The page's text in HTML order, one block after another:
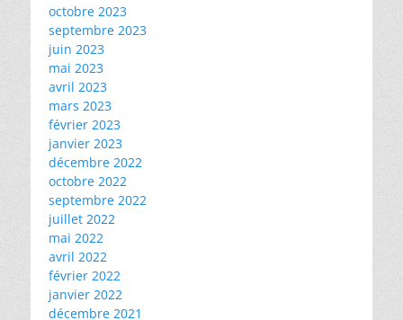
octobre 2023
septembre 2023
juin 2023
mai 2023
avril 2023
mars 2023
février 2023
janvier 2023
décembre 2022
octobre 2022
septembre 2022
juillet 2022
mai 2022
avril 2022
février 2022
janvier 2022
décembre 2021